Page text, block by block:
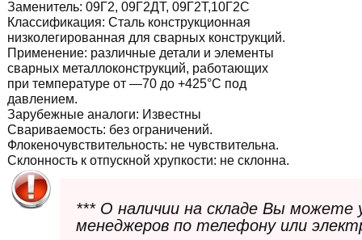
Заменитель: 09Г2, 09Г2ДТ, 09Г2Т,10Г2С
Классификация: Сталь конструкционная
низколегированная для сварных конструкций.
Применение: различные детали и элементы
сварных металлоконструкций, работающих
при температуре от —70 до +425°С под
давлением.
Зарубежные аналоги: Известны
Свариваемость: без ограничений.
Флокеночувствительность: не чувствительна.
Склонность к отпускной хрупкости: не склонна.
*** О наличии на складе Вы можете
менеджеров по телефону или